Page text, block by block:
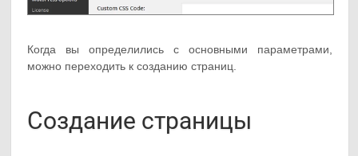
Когда вы определились с основными параметрами,
можно переходить к созданию страниц.
Создание страницы